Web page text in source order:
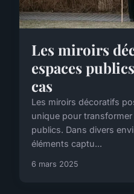
Les miroirs
espaces
cas
Les miroirs décoratifs
unique pour
publics. Dans divers
éléments captu...
6 mars 2025